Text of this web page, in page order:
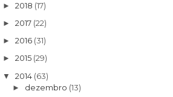
► 2018 (17)
► 2017 (22)
► 2016 (31)
► 2015 (29)
▼ 2014 (63)
► dezembro (13)